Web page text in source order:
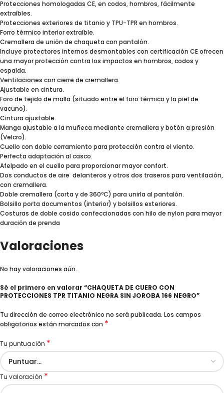
Protecciones homologadas CE, en codos, hombros, fácilmente
extraíbles.
Protecciones exteriores de titanio y TPU-TPR en hombros.
Forro térmico interior extraíble.
Cremallera de unión de chaqueta con pantalón.
Incluye protectores internos desmontables con certificación CE ofrecen
una mayor protección contra los impactos en hombros, codos y
espalda.
Ventilaciones con cierre de cremallera.
Ajustable en cintura.
Foro de tejido de malla (situado entre el foro térmico y la piel de
vacuno).
Cintura ajustable.
Manga ajustable a la muñeca mediante cremallera y botón a presión
(Velcro).
Cuello con doble cerramiento para protección contra el viento.
Perfecta adaptación al casco.
Afelpado en el cuello para proporcionar mayor confort.
Dos conductos de aire delanteros y otros dos traseros para ventilación,
con cremallera.
Doble cremallera (corta y de 360ºC) para unirla al pantalón.
Bolsillo porta documentos (interior) y bolsillos exteriores.
Costuras de doble cosido confeccionadas con hilo de nylon para mayor
duración de prenda
Valoraciones
No hay valoraciones aún.
Sé el primero en valorar “CHAQUETA DE CUERO CON
PROTECCIONES TPR TITANIO NEGRA SIN JOROBA 166 NEGRO”
Tu dirección de correo electrónico no será publicada. Los campos
obligatorios están marcados con *
Tu puntuación *
Tu valoración *